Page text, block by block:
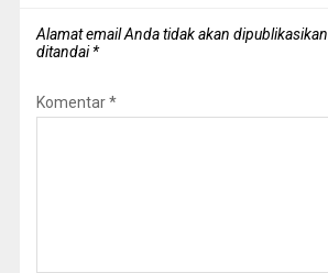
Alamat email Anda tidak akan dipublikasikan.
ditandai*
Komentar*